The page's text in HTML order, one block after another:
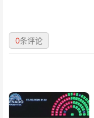
0条评论